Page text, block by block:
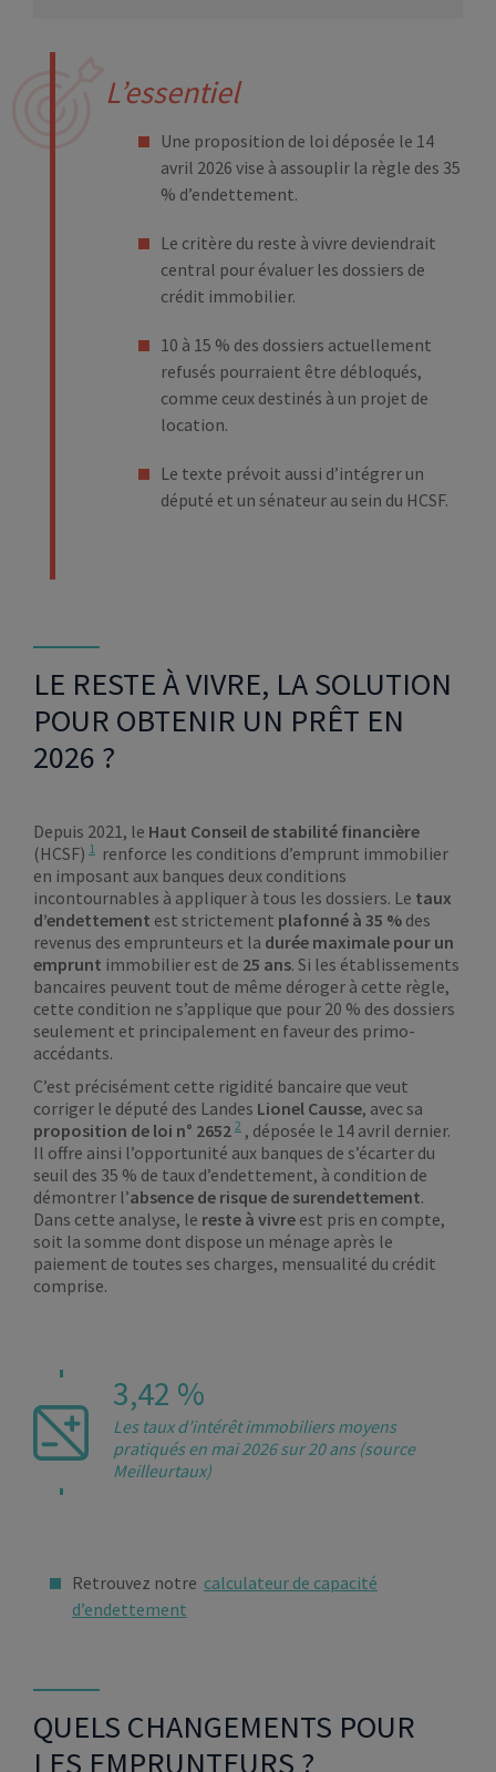
L’essentiel
Une proposition de loi déposée le 14
avril 2026 vise à assouplir la règle des 35
% d’endettement.
Le critère du reste à vivre deviendrait
central pour évaluer les dossiers de
crédit immobilier.
10 à 15 % des dossiers actuellement
refusés pourraient être débloqués,
comme ceux destinés à un projet de
location.
Le texte prévoit aussi d’intégrer un
député et un sénateur au sein du HCSF.
LE RESTE À VIVRE, LA SOLUTION
POUR OBTENIR UN PRÊT EN
2026 ?
Depuis 2021, le Haut Conseil de stabilité financière
(HCSF) 1
renforce les conditions d’emprunt immobilier
en imposant aux banques deux conditions
incontournables à appliquer à tous les dossiers. Le taux
d’endettement est strictement plafonné à 35 % des
revenus des emprunteurs et la durée maximale pour un
emprunt immobilier est de 25 ans. Si les établissements
bancaires peuvent tout de même déroger à cette règle,
cette condition ne s’applique que pour 20 % des dossiers
seulement et principalement en faveur des primo-
accédants.
C’est précisément cette rigidité bancaire que veut
corriger le député des Landes Lionel Causse, avec sa
proposition de loi n° 2652 2 , déposée le 14 avril dernier.
Il offre ainsi l’opportunité aux banques de s’écarter du
seuil des 35 % de taux d’endettement, à condition de
démontrer l’absence de risque de surendettement.
Dans cette analyse, le reste à vivre est pris en compte,
soit la somme dont dispose un ménage après le
paiement de toutes ses charges, mensualité du crédit
comprise.
3,42 %
Les taux d’intérêt immobiliers moyens
pratiqués en mai 2026 sur 20 ans (source
Meilleurtaux)
Retrouvez notre calculateur de capacité
d’endettement
QUELS CHANGEMENTS POUR
LES EMPRUNTEURS ?